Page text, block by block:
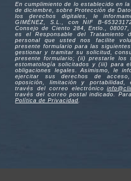
En cumplimiento de lo establecido en
de diciembre, sobre Protección de
los derechos digitales, le
GIMÉNEZ, S.L., con NIF B-
Consejo de Ciento 284, Entlo., 08007,
es el Responsable del Tratamiento
personal que usted nos facilite
presente formulario para las
gestionar y tramitar su solicitud,
presente formulario; (ii) prestarle los
estomatología solicitados y (iii) para
obligaciones legales. Asimismo, le
ejercitar sus derechos de acceso,
oposición, limitación y portabilidad,
través del correo electrónico
través del correo postal indicado.
Política de Privacidad